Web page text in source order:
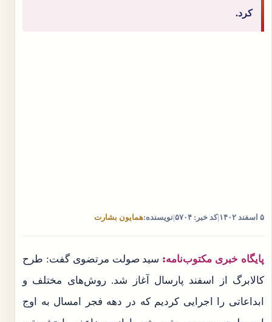
کرد.
۵ اسفند ۱۴۰۲ |کد خبر: ۵۷۰۴ نویسنده:همایون بشارت
پایگاه خبری مکتوب‌نامه: سید صولت مرتضوی گفت: طرح
کالابرگ از اسفند پارسال آغاز شد. روش‌های مختلف و
ابداعاتی را اجرایی کردیم که در دهه فجر امسال به اوج